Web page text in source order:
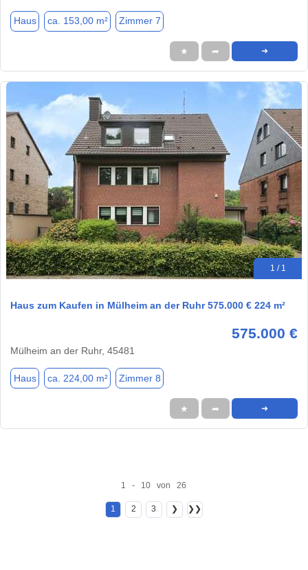
Haus ca. 153,00 m² Zimmer 7
★ ➦ ➜
1 / 1
Haus zum Kaufen in Mülheim an der Ruhr 575.000 € 224 m²
575.000 €
Mülheim an der Ruhr, 45481
Haus ca. 224,00 m² Zimmer 8
★ ➦ ➜
1 - 10 von 26
1 2 3 ❯ ❯❯